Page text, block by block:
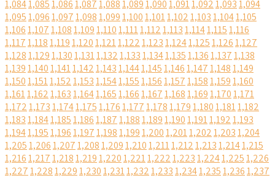
1,0841,0851,0861,0871,0881,0891,0901,0911,0921,0931,094
1,0951,0961,0971,0981,0991,1001,1011,1021,1031,1041,105
1,1061,1071,1081,1091,1101,1111,1121,1131,1141,1151,116
1,1171,1181,1191,1201,1211,1221,1231,1241,1251,1261,127
1,1281,1291,1301,1311,1321,1331,1341,1351,1361,1371,138
1,1391,1401,1411,1421,1431,1441,1451,1461,1471,1481,149
1,1501,1511,1521,1531,1541,1551,1561,1571,1581,1591,160
1,1611,1621,1631,1641,1651,1661,1671,1681,1691,1701,171
1,1721,1731,1741,1751,1761,1771,1781,1791,1801,1811,182
1,1831,1841,1851,1861,1871,1881,1891,1901,1911,1921,193
1,1941,1951,1961,1971,1981,1991,2001,2011,2021,2031,204
1,2051,2061,2071,2081,2091,2101,2111,2121,2131,2141,215
1,2161,2171,2181,2191,2201,2211,2221,2231,2241,2251,226
1,2271,2281,2291,2301,2311,2321,2331,2341,2351,2361,237